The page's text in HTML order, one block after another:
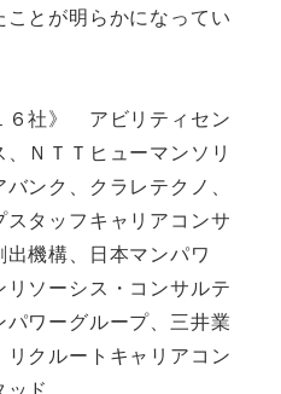
とが明らかになってい
６社》 アビリティセン
ＮＴＴヒューマンソリ
ンク、クラレテクノ、
タッフキャリアコンサ
機構、日本マンパワ
ソーシス・コンサルテ
ワーグループ、三井業
クルートキャリアコン
ド